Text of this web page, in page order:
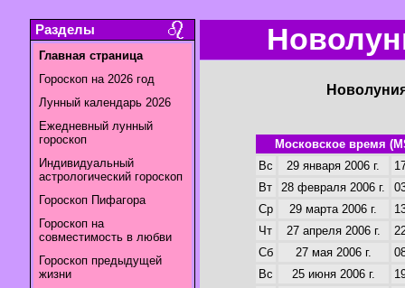
Разделы
Главная страница
Гороскоп на 2026 год
Лунный календарь 2026
Ежедневный лунный
гороскоп
Индивидуальный
астрологический гороскоп
Гороскоп Пифагора
Гороскоп на
совместимость в любви
Гороскоп предыдущей
жизни
Московское время
Вс
29 января 2006 г.
Вт
28 февраля 2006 г.
Ср
29 марта 2006 г.
Чт
27 апреля 2006 г.
Сб
27 мая 2006 г.
Вс
25 июня 2006 г.